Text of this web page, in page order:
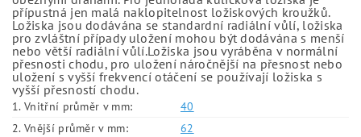
přípustná jen malá naklopitelnost ložiskových kroužků.
Ložiska jsou dodávána se standardní radiální vůlí, ložiska
pro zvláštní případy uložení mohou být dodávána s menší
nebo větší radiální vůlí.Ložiska jsou vyráběna v normální
přesnosti chodu, pro uložení náročnější na přesnost nebo
uložení s vyšší frekvencí otáčení se používají ložiska s
vyšší přesností chodu.
1. Vnitřní průměr v mm:
40
2. Vnější průměr v mm:
62